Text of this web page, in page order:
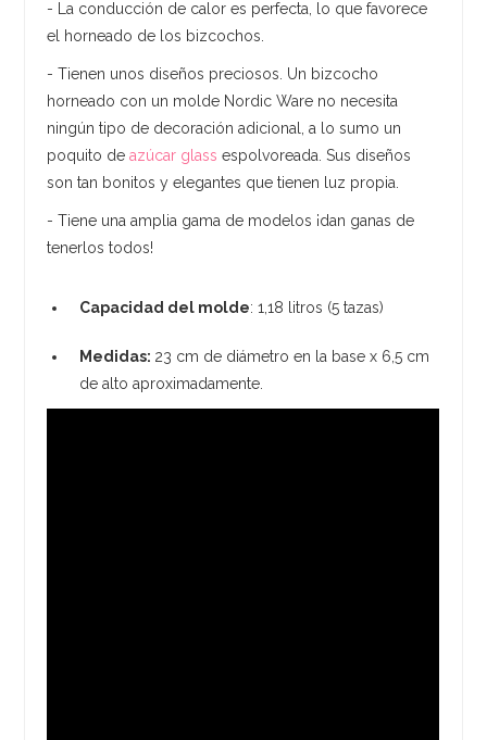
- La conducción de calor es perfecta, lo que favorece
el horneado de los bizcochos.
- Tienen unos diseños preciosos. Un bizcocho
horneado con un molde Nordic Ware no necesita
ningún tipo de decoración adicional, a lo sumo un
poquito deazúcar glass espolvoreada. Sus diseños
son tan bonitos y elegantes que tienen luz propia.
- Tiene una amplia gama de modelos ¡dan ganas de
tenerlos todos!
Capacidad del molde: 1,18 litros (5 tazas)
Medidas: 23 cm de diámetro en la base x 6,5 cm
de alto aproximadamente.